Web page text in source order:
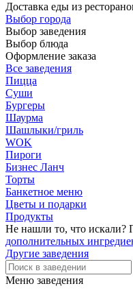
Доставка еды из
Выбор города
Выбор заведения
Выбор блюда
Оформление заказа
Все заведения
Пицца
Суши
Бургеры
Шаурма
Шашлыки/гриль
WOK
Пироги
Бизнес Ланч
Торты
Банкетное меню
Цветы и подарки
Продукты
Не нашли то, что искали?
дополнительных
Другие заведения
Меню заведения